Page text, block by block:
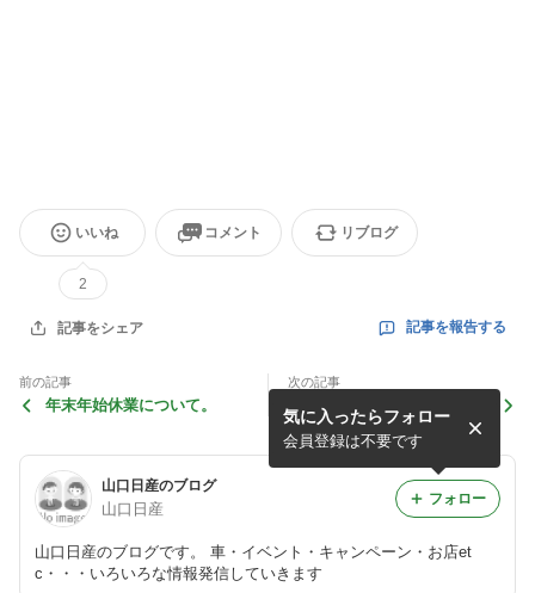
いいね
2
コメント リブログ
記事をシェア 記事を報告する
前の記事
年末年始休業について。
次の記事
日産自動車 西川CEO 山口日
産に来社
山口日産のブログ
山口日産
山口日産のブログです。 車・イベント・キャンペーン・お店et
c・・・いろいろな情報発信していきます
気に入ったらフォロー
会員登録は不要です
フォロー